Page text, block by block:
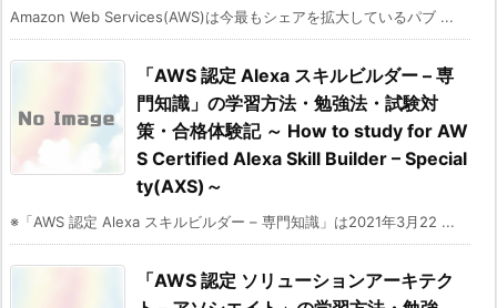
Amazon Web Services(AWS)は今最もシェアを拡大しているパブ ...
「AWS 認定 Alexa スキルビルダー – 専
門知識」の学習方法・勉強法・試験対
策・合格体験記 ～ How to study for AW
S Certified Alexa Skill Builder – Special
ty(AXS)～
※「AWS 認定 Alexa スキルビルダー – 専門知識」は2021年3月22 ...
「AWS 認定 ソリューションアーキテク